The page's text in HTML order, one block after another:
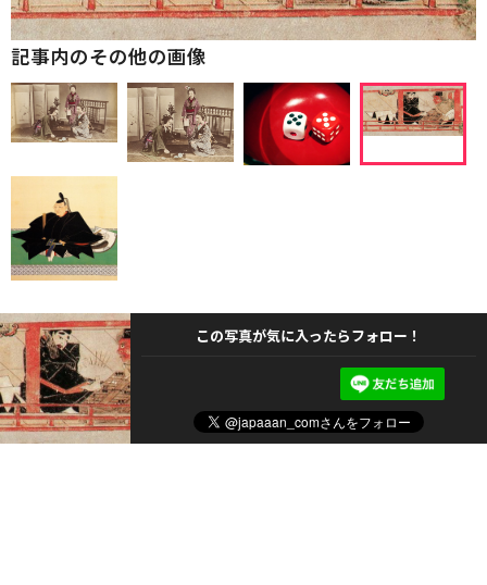
記事内のその他の画像
この写真が気に入ったらフォロー！